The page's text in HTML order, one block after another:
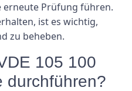
erneute Prüfung führen.
ist es wichtig,
zu beheben.
105 100
durchführen?